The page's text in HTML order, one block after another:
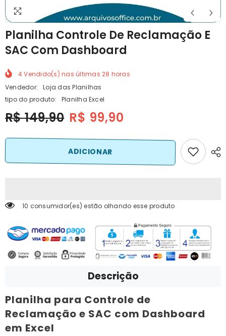
Planilha Controle De Reclamação E
SAC Com Dashboard
4Vendido(s) nas últimas28 horas
Vendedor:
Loja das Planilhas
tipo do produto:
Planilha Excel
R$ 149,90 R$ 99,90
ADICIONAR
10 consumidor(es) estão olhando esse produto
Descrição
Planilha para Controle de
Reclamação e SAC com Dashboard
em Excel